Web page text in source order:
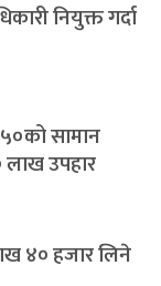
नियुक्त गर्दा
सामान
लाख उपहार
४० हजार लिने